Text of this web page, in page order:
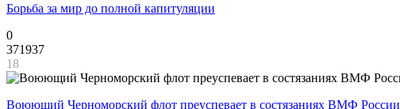
Борьба за мир до полной капитуляции
0
371937
18
Воюющий Черноморский флот преуспевает в состязаниях ВМФ России